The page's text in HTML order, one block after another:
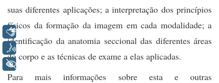
suas diferentes aplicações; a interpretação dos princípios
físicos da formação da imagem em cada modalidade; a
identificação da anatomia seccional das diferentes áreas
do corpo e as técnicas de exame a elas aplicadas.
Para mais informações sobre esta e outras
Libras
Voz
+ Acessibilidade